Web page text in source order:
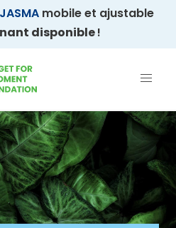
mobile et ajustable
disponible!